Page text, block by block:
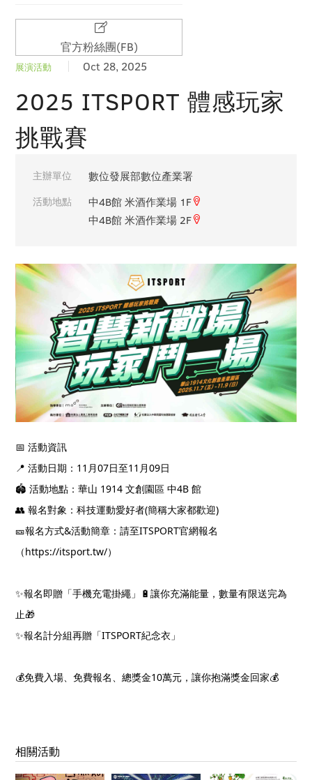
官方粉絲團(FB)
展演活動 Oct 28, 2025
2025 ITSPORT 體感玩家
挑戰賽
主辦單位 數位發展部數位產業署
活動地點
中4B館 米酒作業場 1F
中4B館 米酒作業場 2F
📅 活動資訊
📍 活動日期： 11 月07 日至 11 月09 日
🏟 ️活動地點：華山 1914文創園區 中4B館
👥 報名對象：科技運動愛好者(簡稱大家都歡迎)
🎫報名方式&活動簡章：請至ITSPORT官網報名
（ https://itsport.tw/）
✨報名即贈「手機充電掛繩」 🔋讓你充滿能量，數量有限送完為
止🎁
✨報名計分組再贈「ITSPORT紀念衣」
💰免費入場、免費報名、總獎金10萬元，讓你抱滿獎金回家💰
相關活動